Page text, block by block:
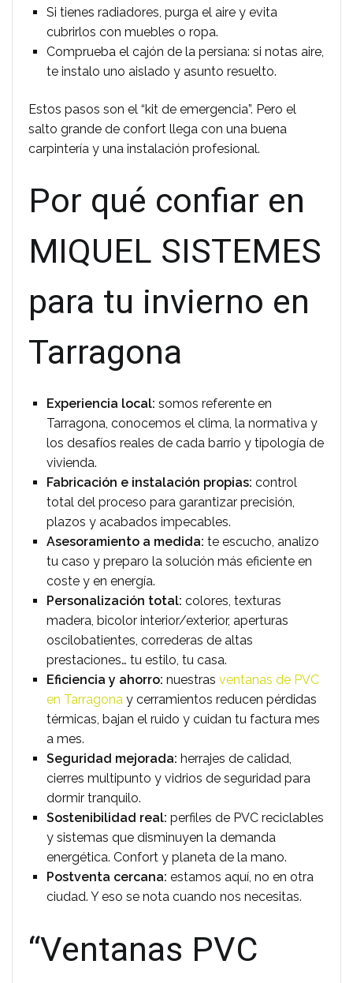
Si tienes radiadores, purga el aire y evita
cubrirlos con muebles o ropa.
Comprueba el cajón de la persiana: si notas aire,
te instalo uno aislado y asunto resuelto.
Estos pasos son el “kit de emergencia”. Pero el
salto grande de confort llega con una buena
carpintería y una instalación profesional.
Por qué confiar en
MIQUEL SISTEMES
para tu invierno en
Tarragona
Experiencia local: somos referente en
Tarragona, conocemos el clima, la normativa y
los desafíos reales de cada barrio y tipología de
vivienda.
Fabricación e instalación propias: control
total del proceso para garantizar precisión,
plazos y acabados impecables.
Asesoramiento a medida: te escucho, analizo
tu caso y preparo la solución más eficiente en
coste y en energía.
Personalización total: colores, texturas
madera, bicolor interior/exterior, aperturas
oscilobatientes, correderas de altas
prestaciones… tu estilo, tu casa.
Eficiencia y ahorro: nuestrasventanas de PVC
en Tarragona y cerramientos reducen pérdidas
térmicas, bajan el ruido y cuidan tu factura mes
a mes.
Seguridad mejorada: herrajes de calidad,
cierres multipunto y vidrios de seguridad para
dormir tranquilo.
Sostenibilidad real: perfiles de PVC reciclables
y sistemas que disminuyen la demanda
energética. Confort y planeta de la mano.
Postventa cercana: estamos aquí, no en otra
ciudad. Y eso se nota cuando nos necesitas.
“Ventanas PVC